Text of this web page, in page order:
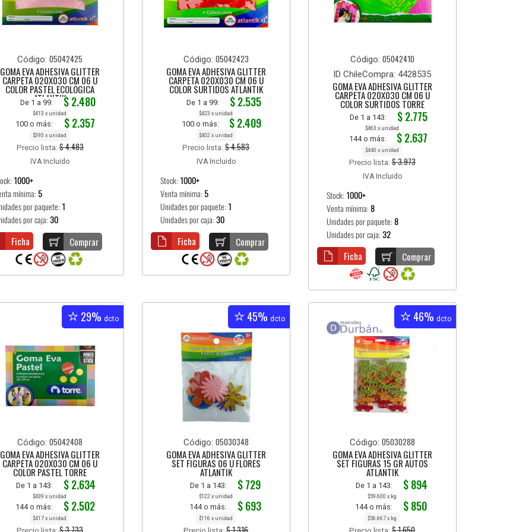
Código:05042425
GOMA EVA ADHESIVA GLITTER
CARPETA 020X030 CM 06 U
COLOR PASTEL ECOLÓGICA
ATLANTIK
De 1 a 99: $ 2.480
$413 x unidad
100 o más: $ 2.357
$393 x unidad
Precio lista:$ 4.483
IVA Incluido
1000+
mínima: 5
por paquete: 1
por caja:30
Comprar
Ficha
Código: 05042423
GOMA EVA ADHESIVA GLITTER
CARPETA 020X030 CM 06 U
COLOR SURTIDOS ATLANTIK
De 1 a 99: $ 2.535
$423 x unidad
100 o más: $ 2.409
$402 x unidad
Precio lista:$ 4.583
IVA Incluido
Stock: 1000+
Venta mínima: 5
Unidades por paquete: 1
Unidades por caja: 30
Comprar
Ficha
Código: 05042410
ID ChileCompra: 4428535
GOMA EVA ADHESIVA GLITTER
CARPETA 020X030 CM 06 U
COLOR SURTIDOS TORRE
De 1 a 143: $ 2.775
$463 x unidad
144 o más: $ 2.637
$440 x unidad
Precio lista:$ 3.973
IVA Incluido
Stock: 1000+
Venta mínima: 8
Unidades por paquete: 8
Unidades por caja: 32
Comprar
Ficha
29% dcto
Código:05042408
GOMA EVA ADHESIVA GLITTER
CARPETA 020X030 CM 06 U
COLOR PASTEL TORRE
De 1 a 143: $ 2.634
$439 x unidad
144 o más: $ 2.502
$417 x unidad
45% dcto
Código: 05030348
GOMA EVA ADHESIVA GLITTER
SET FIGURAS 06 U FLORES
ATLANTIK
De 1 a 143: $ 729
$122 x unidad
144 o más: $ 693
$116 x unidad
46% dcto
Código: 05030288
GOMA EVA ADHESIVA GLITTER
SET FIGURAS 15 GR AUTOS
ATLANTIK
De 1 a 143: $ 894
$59.600 x kg
144 o más: $ 850
$56.667 x kg